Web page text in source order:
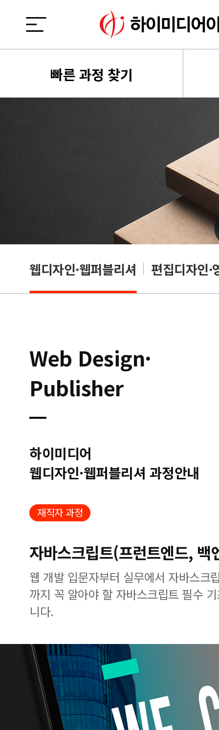
빠른 과정 찾기
웹디자인·웹퍼블리셔 편집디자인·
Web Design·
Publisher
하이미디어
웹디자인·웹퍼블리셔 과정안내
재직자 과정
자바스크립트(프런트엔드, 백
웹 개발 입문자부터 실무에서 자바스크
까지 꼭 알아야 할 자바스크립트 필수
니다.